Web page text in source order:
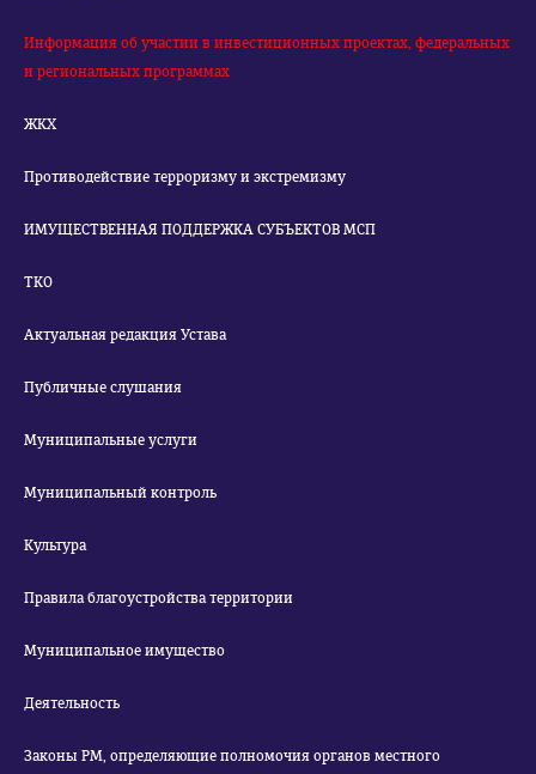
Информация об участии в инвестиционных проектах, федеральных
и региональных программах
ЖКХ
Противодействие терроризму и экстремизму
ИМУЩЕСТВЕННАЯ ПОДДЕРЖКА СУБЪЕКТОВ МСП
ТКО
Актуальная редакция Устава
Публичные слушания
Муниципальные услуги
Муниципальный контроль
Культура
Правила благоустройства территории
Муниципальное имущество
Деятельность
Законы РМ, определяющие полномочия органов местного